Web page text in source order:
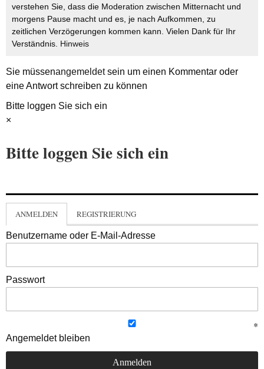
verstehen Sie, dass die Moderation zwischen Mitternacht und
morgens Pause macht und es, je nach Aufkommen, zu
zeitlichen Verzögerungen kommen kann. Vielen Dank für Ihr
Verständnis. Hinweis
Sie müssenangemeldetsein um einen Kommentar oder
eine Antwort schreiben zu können
Bitte loggen Sie sich ein
×
Bitte loggen Sie sich ein
ANMELDEN REGISTRIERUNG
Benutzername oder E-Mail-Adresse
Passwort
Angemeldet bleiben